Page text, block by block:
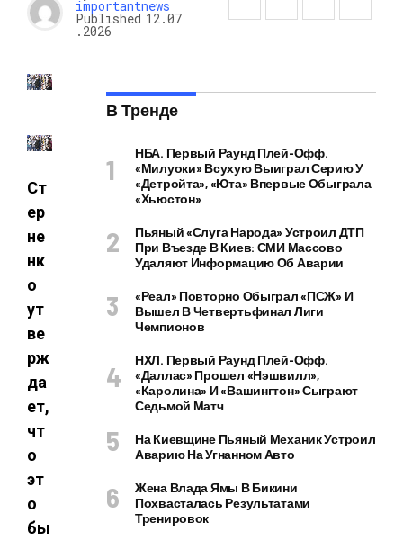
importantnews
Published 12.07
.2026
Ст
ер
не
нк
о
ут
ве
рж
да
ет,
чт
о
эт
о
бы
В Тренде
НБА. Первый Раунд Плей-Офф.
«Милуоки» Всухую Выиграл Серию У
«Детройта», «Юта» Впервые Обыграла
«Хьюстон»
Пьяный «слуга Народа» Устроил ДТП
При Въезде В Киев: СМИ Массово
Удаляют Информацию Об Аварии
«Реал» Повторно Обыграл «ПСЖ» И
Вышел В Четвертьфинал Лиги
Чемпионов
НХЛ. Первый Раунд Плей-Офф.
«Даллас» Прошел «Нэшвилл»,
«Каролина» И «Вашингтон» Сыграют
Седьмой Матч
На Киевщине Пьяный Механик Устроил
Аварию На Угнанном Авто
Жена Влада Ямы В Бикини
Похвасталась Результатами
Тренировок